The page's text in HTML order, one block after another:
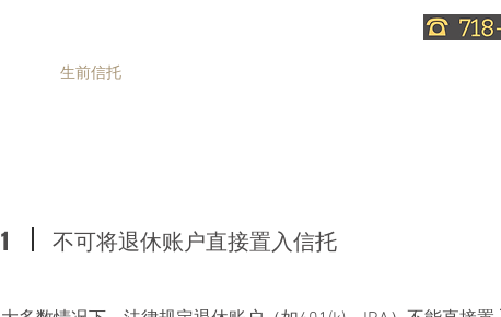
生前信托
1 不可将退休账户直接置入信托